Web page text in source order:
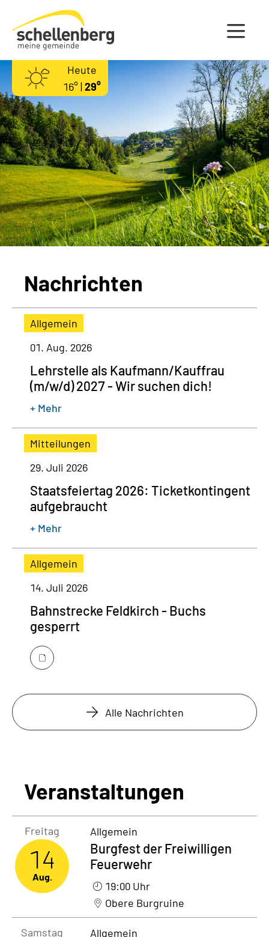
Gemeinde Schellenberg Startseite
Heute
16° |29°
Nachrichten
Allgemein
01. Aug. 2026
Lehrstelle als Kaufmann/Kauffrau
(m/w/d) 2027 - Wir suchen dich!
+ Mehr
Mitteilungen
29. Juli 2026
Staatsfeiertag 2026: Ticketkontingent
aufgebraucht
+ Mehr
Allgemein
14. Juli 2026
Bahnstrecke Feldkirch - Buchs
gesperrt
Alle Nachrichten
Veranstaltungen
Freitag
14
Aug.
Burgfest der Freiwilligen
Feuerwehr
Allgemein
19:00 Uhr
Obere Burgruine
Samstag Allgemein